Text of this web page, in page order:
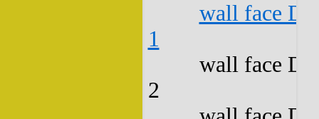
wall face
1
wall face
2